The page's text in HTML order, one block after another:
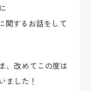
関するお話をして
、改めてこの度は
ました！